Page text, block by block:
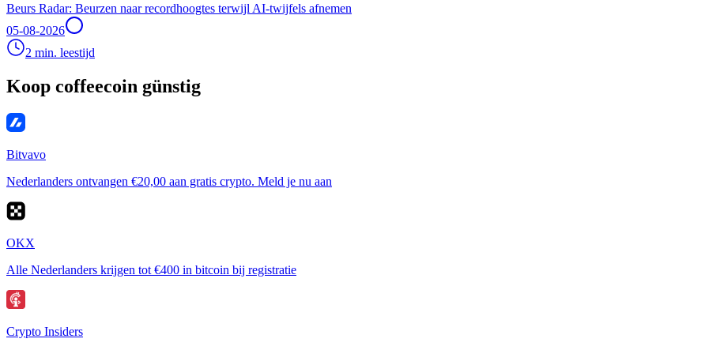
Beurs Radar: Beurzen naar recordhoogtes terwijl AI-twijfels afnemen
05-08-2026
2 min. leestijd
Koop coffeecoin günstig
Bitvavo
Nederlanders ontvangen €20,00 aan gratis crypto. Meld je nu aan
OKX
Alle Nederlanders krijgen tot €400 in bitcoin bij registratie
Crypto Insiders